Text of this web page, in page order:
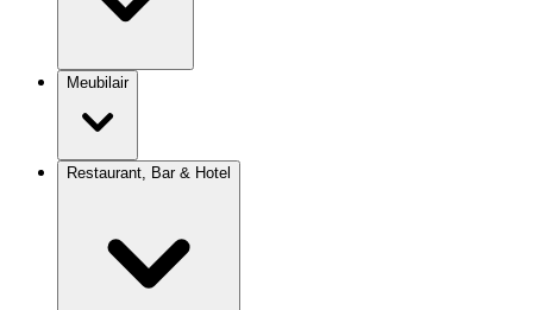
Meubilair
Restaurant, Bar & Hotel